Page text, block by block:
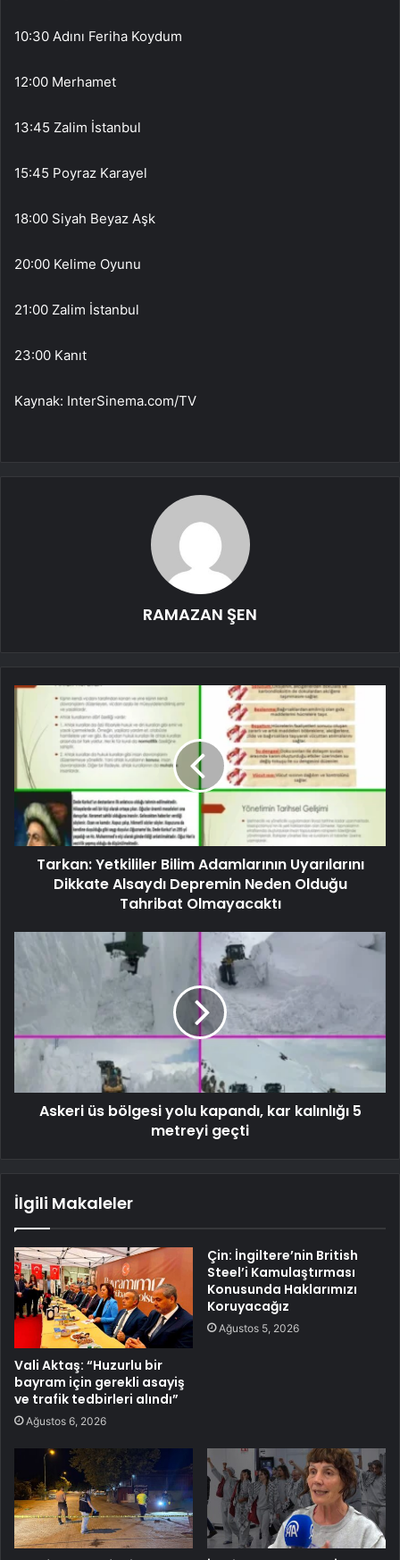
10:30 Adını Feriha Koydum
12:00 Merhamet
13:45 Zalim İstanbul
15:45 Poyraz Karayel
18:00 Siyah Beyaz Aşk
20:00 Kelime Oyunu
21:00 Zalim İstanbul
23:00 Kanıt
Kaynak: InterSinema.com/TV
RAMAZAN ŞEN
Tarkan: Yetkililer Bilim Adamlarının Uyarılarını
Dikkate Alsaydı Depremin Neden Olduğu
Tahribat Olmayacaktı
Askeri üs bölgesi yolu kapandı, kar kalınlığı 5
metreyi geçti
İlgili Makaleler
Vali Aktaş: “Huzurlu bir
bayram için gerekli asayiş
ve trafik tedbirleri alındı”
Ağustos 6, 2026
Çin: İngiltere’nin British
Steel’i Kamulaştırması
Konusunda Haklarımızı
Koruyacağız
Ağustos 5, 2026